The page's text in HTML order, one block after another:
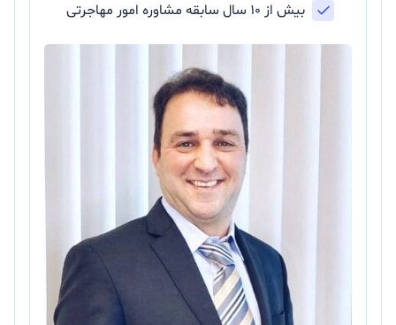
بیش از ۱۰ سال سابقه مشاوره امور مهاجرتی